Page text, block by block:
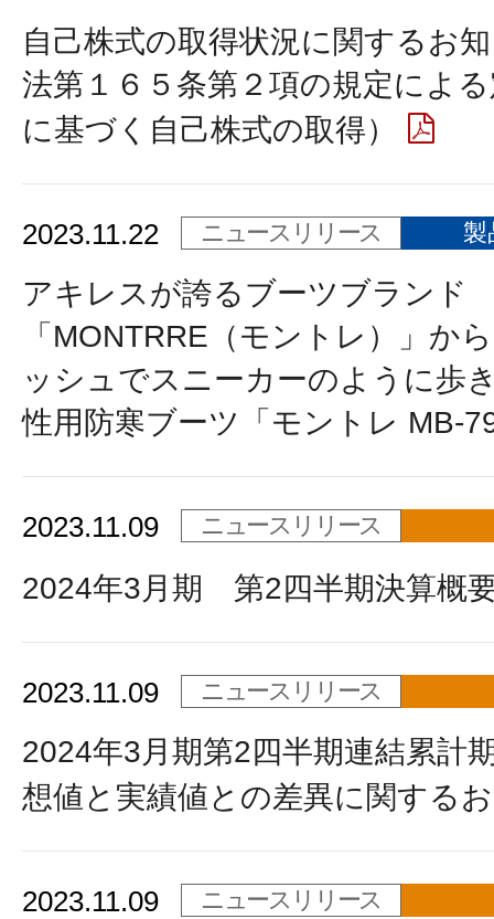
自己株式の取得状況に関するお
法第１６５条第２項の規定によ
に基づく自己株式の取得）
2023.11.22 ニュースリリース 製
アキレスが誇るブーツブランド
「MONTRRE（モントレ）」か
ッシュでスニーカーのように歩
性用防寒ブーツ「モントレ MB-
2023.11.09 ニュースリリース
2024年3月期 第2四半期決算概
2023.11.09 ニュースリリース
2024年3月期第2四半期連結累計
想値と実績値との差異に関する
2023.11.09 ニュースリリース